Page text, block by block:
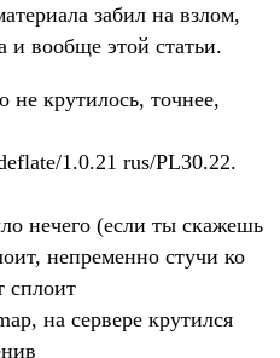
забил на взлом,
и вообще этой статьи.
не крутилось, точнее,
1.0.21 rus/PL30.22.
нечего (если ты скажешь
непременно стучи ко
сплоит
на сервере крутился